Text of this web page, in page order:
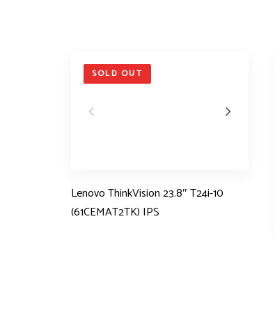
SOLD OUT
Lenovo ThinkVision 23.8″ T24i-10
(61CEMAT2TK) IPS